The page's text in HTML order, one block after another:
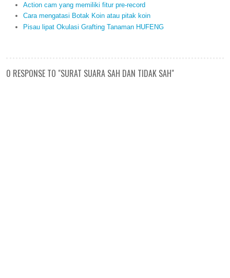
Action cam yang memiliki fitur pre-record
Cara mengatasi Botak Koin atau pitak koin
Pisau lipat Okulasi Grafting Tanaman HUFENG
0 RESPONSE TO "SURAT SUARA SAH DAN TIDAK SAH"